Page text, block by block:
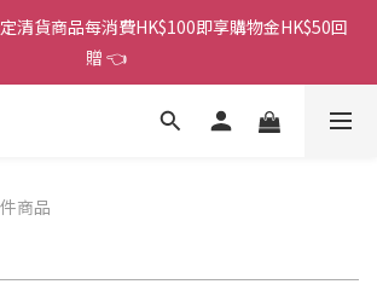
包平郵｜滿HK$299包易寄取｜滿HK$499
包順豐／京東
定清貨商品每消費HK$100即享購物金HK$50回
贈 👈
包平郵｜滿HK$299包易寄取｜滿HK$499
商品